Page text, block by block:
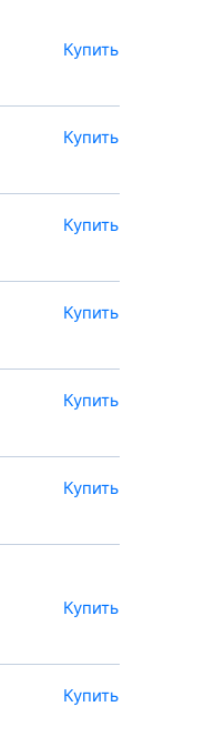
Купить
Купить
Купить
Купить
Купить
Купить
Купить
Купить